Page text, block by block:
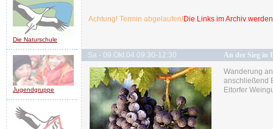
Die Naturschule
Jugendgruppe
Achtung! Termin abgelaufen!Die Links im Archiv
Sa - 09.Okt.04 09:30-12:30
An der Sieg in
Wanderung
anschließend
Eitorfer